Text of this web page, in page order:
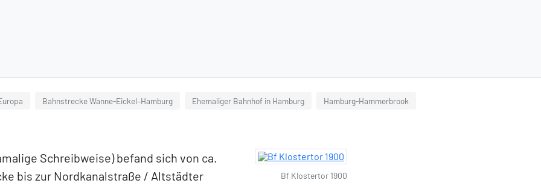
Bahnstrecke Wanne-Eickel–Hamburg Ehemaliger Bahnhof in Hamburg Hamburg-Hammerbrook
Schreibweise) befand sich von ca.
bis zur Nordkanalstraße / Altstädter
Bf Klostertor 1900